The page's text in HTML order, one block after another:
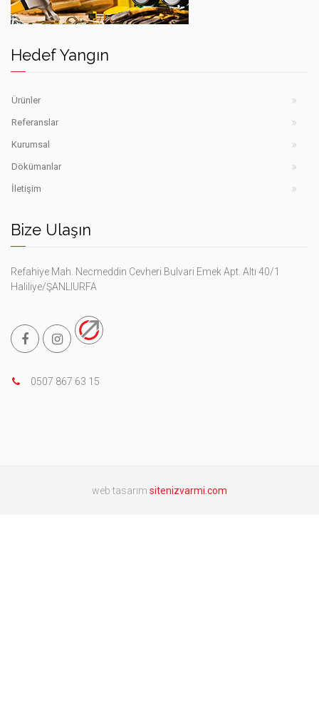
yangın
söndürme
Şanlıurfa
güvenlik
ekipmanları
Hedef Yangın
Ürünler
Referanslar
Kurumsal
Dökümanlar
İletişim
Bize Ulaşın
Refahiye Mah. Necmeddin Cevheri Bulvari Emek Apt. Altı 40/1
Haliliye/ŞANLIURFA
0507 867 63 15
web tasarım sitenizvarmi.com